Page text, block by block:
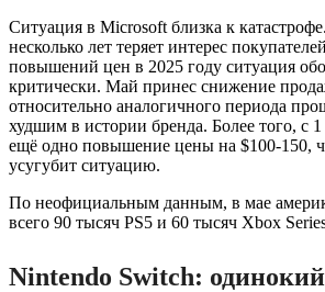
Ситуация в Microsoft близка к
несколько лет теряет интерес
повышений цен в 2025 году ситуация
критически. Май принес снижение
относительно аналогичного периода
худшим в истории бренда. Более того, с 1
ещё одно повышение цены на $100-150,
усугубит ситуацию.
По неофициальным данным, в мае
всего 90 тысяч PS5 и 60 тысяч Xbox
Nintendo Switch: